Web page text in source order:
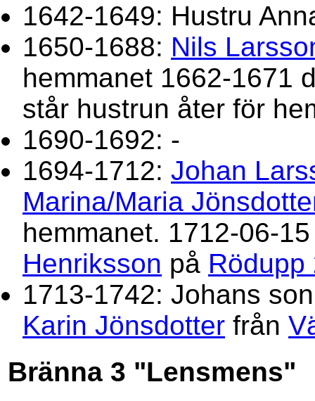
1642-1649: Hustru
1650-1688: Nils
hemmanet 1662-1671
står hustrun åter för
1690-1692: -
1694-1712: Johan
Marina/Maria
hemmanet. 1712-06-
Henriksson på Rödupp
1713-1742: Johans
Karin Jönsdotter från
Bränna 3 "Lensmens"